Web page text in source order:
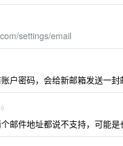
settings/email
户密码，会给新邮箱发送一
邮件地址都说不支持，可能是